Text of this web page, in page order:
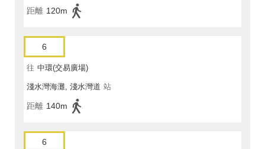
距離 120m
6
往 中環(交易廣場)
淺水灣海灘, 淺水灣道 站
距離 140m
6